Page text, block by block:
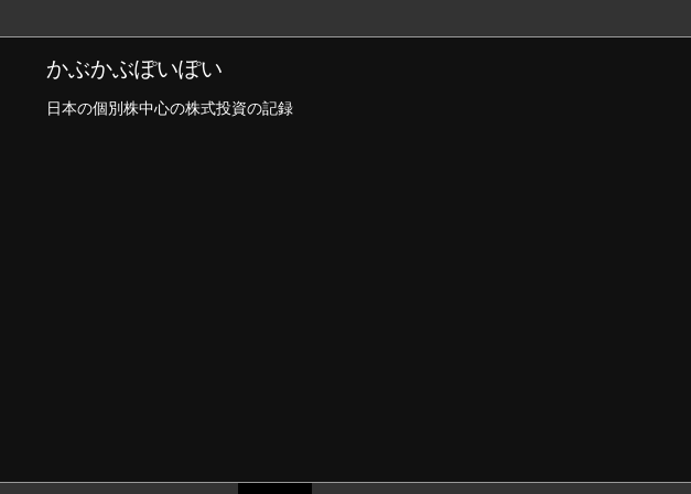
かぶかぶぽいぽい
日本の個別株中心の株式投資の記録